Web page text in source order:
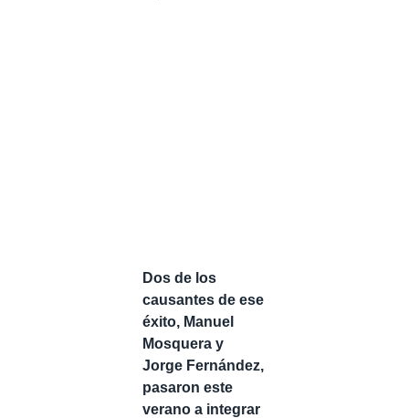
Dos de los
causantes de ese
éxito, Manuel
Mosquera y
Jorge Fernández,
pasaron este
verano a integrar